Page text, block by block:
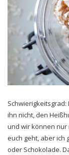
ihn nicht, den
und wir können nur
euch geht, aber ich
oder Schokolade.